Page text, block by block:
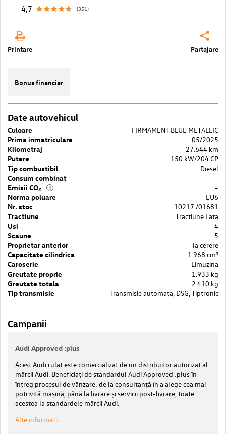
4,7
(351)
Printare Partajare
Bonus financiar
Date autovehicul
Culoare
FIRMAMENT BLUE METALLIC
Prima inmatriculare
05/2025
Kilometraj
27.644 km
Putere
150 kW/204 CP
Tip combustibil
Diesel
Consum combinat
–
Emisii CO₂
i
–
Norma poluare
EU6
Nr. stoc
10217 /01681
Tractiune
Tractiune Fata
Usi
4
Scaune
5
Proprietar anterior
la cerere
Capacitate cilindrica
1.968 cm³
Caroserie
Limuzina
Greutate proprie
1.933 kg
Greutate totala
2.410 kg
Tip transmisie
Transmisie automata, DSG, Tiptronic
Campanii
Audi Approved :plus
Acest Audi rulat este comercializat de un distribuitor autorizat al
mărcii Audi. Beneficiați de standardul Audi Approved :plus în
întreg procesul de vânzare: de la consultanță în a alege cea mai
potrivită mașină, până la livrare și servicii post-livrare, toate
acestea la standardele mărcii Audi.
Alte informatii